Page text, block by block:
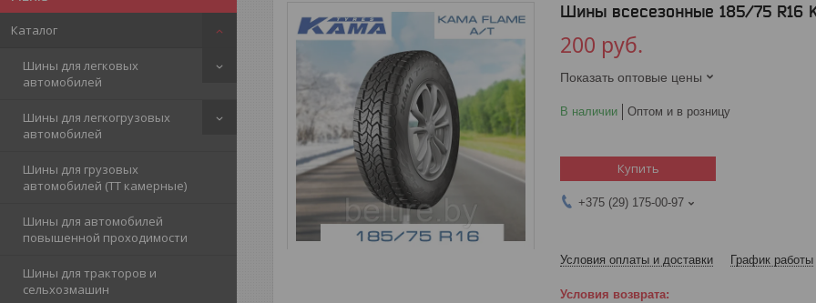
Каталог
Шины для легковых
автомобилей
Шины для легкогрузовых
автомобилей
Шины для грузовых
автомобилей (ТТ камерные)
Шины для автомобилей
повышенной проходимости
Шины для тракторов и
сельхозмашин
Шины всесезонные 185/75 R16
200 руб.
Показать оптовые цены
В наличии Оптом и в розницу
Купить
+375 (29) 175-00-97
Условия оплаты и доставки График работы